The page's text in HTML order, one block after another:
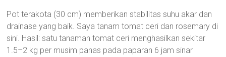
Pot terakota (30 cm) memberikan stabilitas suhu akar dan
drainase yang baik. Saya tanam tomat ceri dan rosemary di
sini. Hasil: satu tanaman tomat ceri menghasilkan sekitar
1.5–2 kg per musim panas pada paparan 6 jam sinar